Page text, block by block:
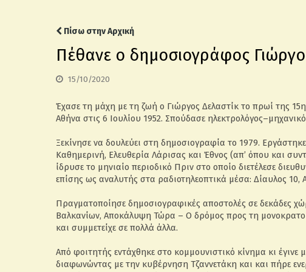
Πίσω στην Αρχική
Πέθανε ο δημοσιογράφος
15/10/2020
Έχασε τη μάχη με τη ζωή ο Γιώργος Δελαστίκ το πρωί της
Αθήνα στις 6 Ιουλίου 1952. Σπούδασε
Ξεκίνησε να δουλεύει στη δημοσιογραφία το 1979.
Καθημερινή, Ελευθερία Λάρισας και Έθνος (απ’ όπου και
ίδρυσε το μηνιαίο περιοδικό Πριν στο οποίο διετέλεσε
επίσης ως αναλυτής στα ραδιοτηλεοπτικά μέσα: Δίαυλος 10,
Πραγματοποίησε δημοσιογραφικές αποστολές σε δεκάδες
Βαλκανίων, Αποκάλυψη Τώρα – Ο δρόμος προς τη
και συμμετείχε σε πολλά άλλα.
Από φοιτητής εντάχθηκε στο κομμουνιστικό κίνημα κι
διαφωνώντας με την κυβέρνηση Τζαννετάκη και και πήρε